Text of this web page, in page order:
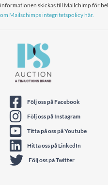
informationen skickas till Mailchimp för
om Mailschimps integritetspolicy här.
Följ oss på Facebook
Följ oss på Instagram
Titta på oss på Youtube
Hitta oss på LinkedIn
Följ oss på Twitter